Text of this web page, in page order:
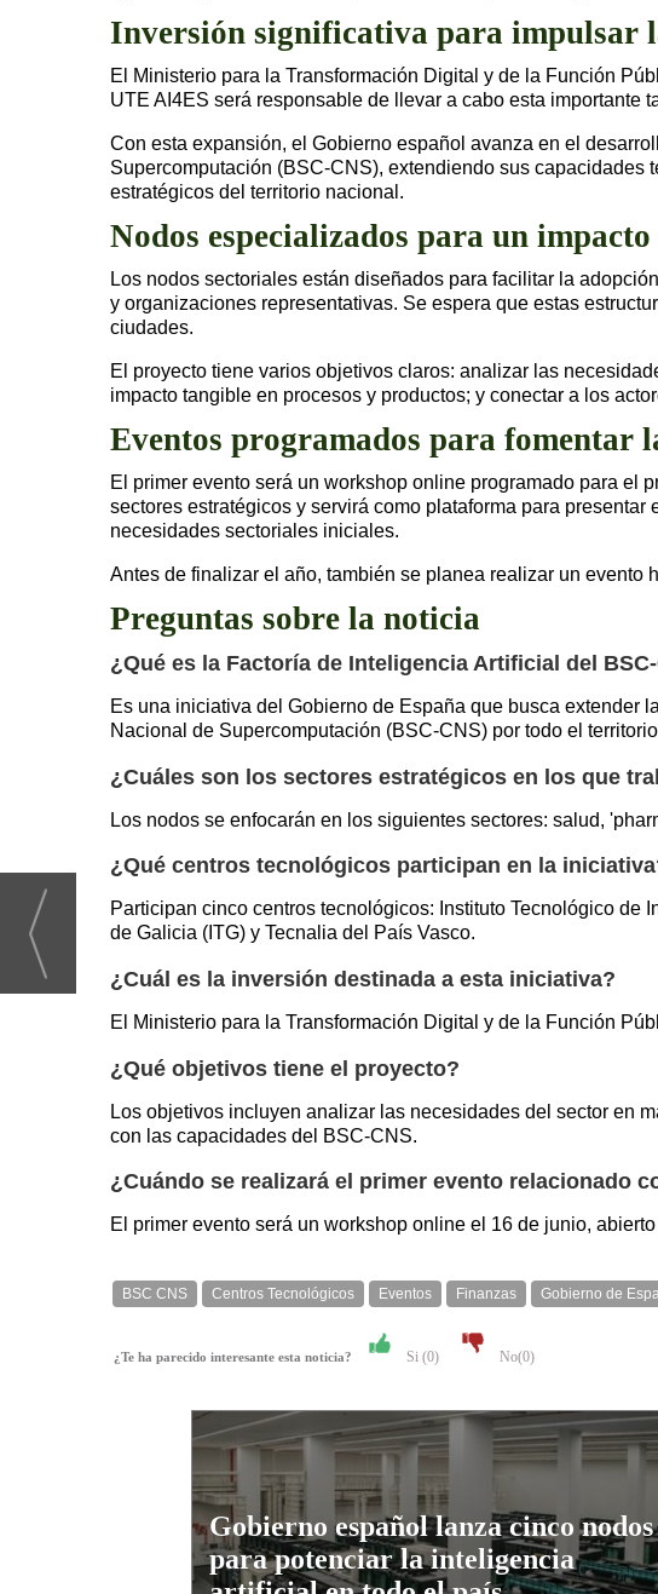
Inversión significativa para impulsar
El Ministerio para la Transformación Digital y de la Función
UTE AI4ES será responsable de llevar a cabo esta importante
Con esta expansión, el Gobierno español avanza en el
Supercomputación (BSC-CNS), extendiendo sus
estratégicos del territorio nacional.
Nodos especializados para un
Los nodos sectoriales están diseñados para facilitar la
y organizaciones representativas. Se espera que estas
ciudades.
El proyecto tiene varios objetivos claros: analizar las
impacto tangible en procesos y productos; y conectar a los
Eventos programados para fomentar
El primer evento será un workshop online programado para el
sectores estratégicos y servirá como plataforma para
necesidades sectoriales iniciales.
Antes de finalizar el año, también se planea realizar un
Preguntas sobre la noticia
¿Qué es la Factoría de Inteligencia Artificial del
Es una iniciativa del Gobierno de España que busca extender
Nacional de Supercomputación (BSC-CNS) por todo el
¿Cuáles son los sectores estratégicos en los que
Los nodos se enfocarán en los siguientes sectores: salud,
¿Qué centros tecnológicos participan en la
Participan cinco centros tecnológicos: Instituto Tecnológico de
de Galicia (ITG) y Tecnalia del País Vasco.
¿Cuál es la inversión destinada a esta iniciativa?
El Ministerio para la Transformación Digital y de la Función
¿Qué objetivos tiene el proyecto?
Los objetivos incluyen analizar las necesidades del sector en
con las capacidades del BSC-CNS.
¿Cuándo se realizará el primer evento relacionado
El primer evento será un workshop online el 16 de junio,
BSC CNS Centros Tecnológicos Eventos Finanzas Gobierno de
¿Te ha parecido interesante esta noticia? Si (0) No(0)
Gobierno español lanza cinco nodos
para potenciar la inteligencia